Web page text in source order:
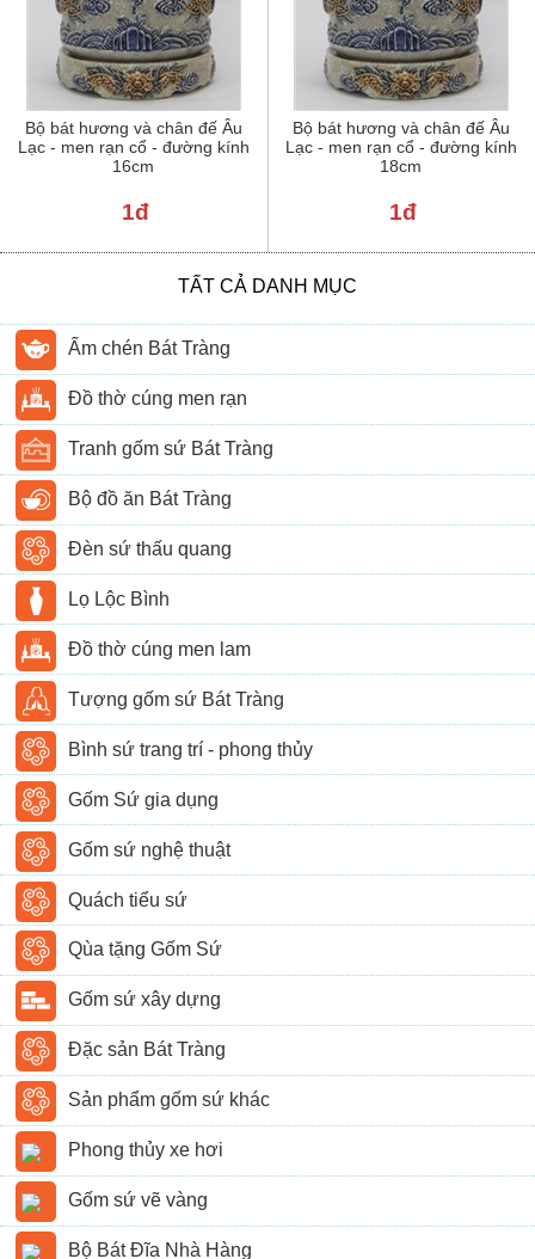
Bộ bát hương và chân đế Âu
Lạc - men rạn cổ - đường kính
16cm
1đ
Bộ bát hương và chân đế Âu
Lạc - men rạn cổ - đường kính
18cm
1đ
TẤT CẢ DANH MỤC
Ấm chén Bát Tràng
Đồ thờ cúng men rạn
Tranh gốm sứ Bát Tràng
Bộ đồ ăn Bát Tràng
Đèn sứ thấu quang
Lọ Lộc Bình
Đồ thờ cúng men lam
Tượng gốm sứ Bát Tràng
Bình sứ trang trí - phong thủy
Gốm Sứ gia dụng
Gốm sứ nghệ thuật
Quách tiểu sứ
Qùa tặng Gốm Sứ
Gốm sứ xây dựng
Đặc sản Bát Tràng
Sản phẩm gốm sứ khác
Phong thủy xe hơi
Gốm sứ vẽ vàng
Bộ Bát Đĩa Nhà Hàng